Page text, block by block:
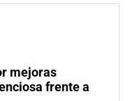
mejoras
frente a